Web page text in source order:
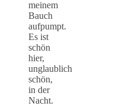
meinem
Bauch
aufpumpt.
Es ist
schön
hier,
unglaublich
schön,
in der
Nacht.